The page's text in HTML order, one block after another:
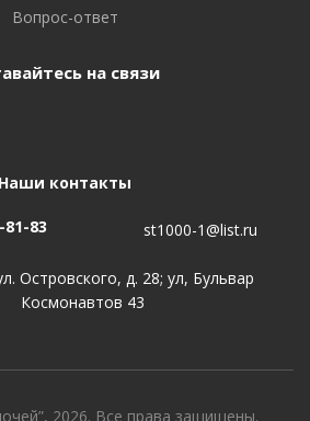
Вопрос-ответ
на связи
Наши контакты
81-83 st1000-1@list.ru
Островского, д. 28; ул, Бульвар
Космонавтов 43
2026. Все права защищены.